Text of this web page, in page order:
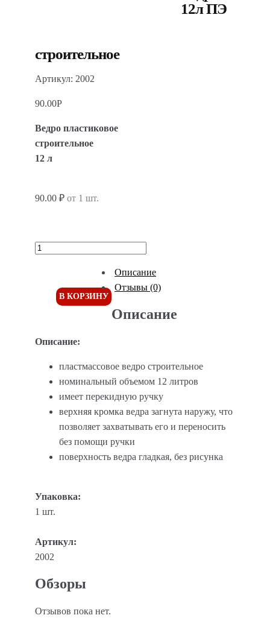
12л ПЭ
строительное
Артикул: 2002
90.00Р
Ведро пластиковое
строительное
12 л
90.00 ₽ от 1 шт.
В КОРЗИНУ
Описание
Отзывы (0)
Описание
Описание:
пластмассовое ведро строительное
номинальный объемом 12 литров
имеет перекидную ручку
верхняя кромка ведра загнута наружу, что
позволяет захватывать его и переносить
без помощи ручки
поверхность ведра гладкая, без рисунка
Упаковка:
1 шт.
Артикул:
2002
Обзоры
Отзывов пока нет.